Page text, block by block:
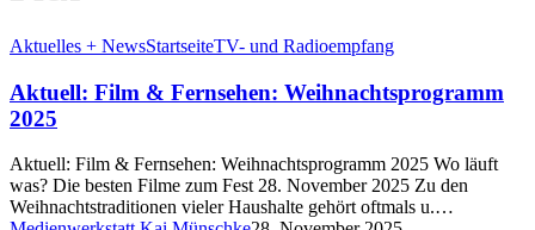
Aktuelles + NewsStartseiteTV- und Radioempfang
Aktuell: Film & Fernsehen: Weihnachtsprogramm
2025
Aktuell: Film & Fernsehen: Weihnachtsprogramm 2025 Wo läuft
was? Die besten Filme zum Fest 28. November 2025 Zu den
Weihnachtstraditionen vieler Haushalte gehört oftmals u.…